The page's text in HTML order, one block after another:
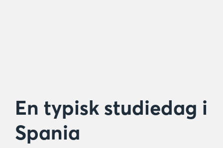
En typisk studiedag i
Spania